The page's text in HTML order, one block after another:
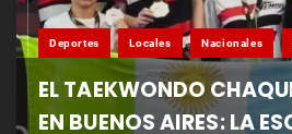
Deportes Locales Nacionales
EL TAEKWONDO
EN BUENOS AIRES: LA